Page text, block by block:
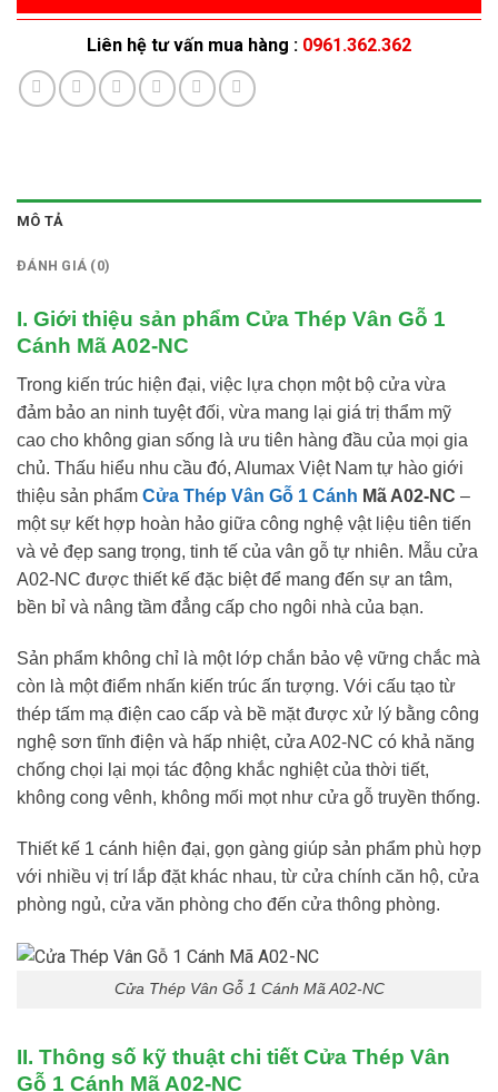
Liên hệ tư vấn mua hàng : 0961.362.362
MÔ TẢ
ĐÁNH GIÁ (0)
I. Giới thiệu sản phẩm Cửa Thép Vân Gỗ 1
Cánh Mã A02-NC
Trong kiến trúc hiện đại, việc lựa chọn một bộ cửa vừa
đảm bảo an ninh tuyệt đối, vừa mang lại giá trị thẩm mỹ
cao cho không gian sống là ưu tiên hàng đầu của mọi gia
chủ. Thấu hiểu nhu cầu đó, Alumax Việt Nam tự hào giới
thiệu sản phẩm Cửa Thép Vân Gỗ 1 Cánh Mã A02-NC –
một sự kết hợp hoàn hảo giữa công nghệ vật liệu tiên tiến
và vẻ đẹp sang trọng, tinh tế của vân gỗ tự nhiên. Mẫu cửa
A02-NC được thiết kế đặc biệt để mang đến sự an tâm,
bền bỉ và nâng tầm đẳng cấp cho ngôi nhà của bạn.
Sản phẩm không chỉ là một lớp chắn bảo vệ vững chắc mà
còn là một điểm nhấn kiến trúc ấn tượng. Với cấu tạo từ
thép tấm mạ điện cao cấp và bề mặt được xử lý bằng công
nghệ sơn tĩnh điện và hấp nhiệt, cửa A02-NC có khả năng
chống chọi lại mọi tác động khắc nghiệt của thời tiết,
không cong vênh, không mối mọt như cửa gỗ truyền thống.
Thiết kế 1 cánh hiện đại, gọn gàng giúp sản phẩm phù hợp
với nhiều vị trí lắp đặt khác nhau, từ cửa chính căn hộ, cửa
phòng ngủ, cửa văn phòng cho đến cửa thông phòng.
Cửa Thép Vân Gỗ 1 Cánh Mã A02-NC
II. Thông số kỹ thuật chi tiết Cửa Thép Vân
Gỗ 1 Cánh Mã A02-NC